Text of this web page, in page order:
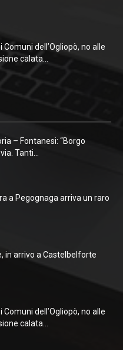
Comuni dell’Ogliopò, no alle
calata...
– Fontanesi: “Borgo
Tanti...
a Pegognaga arriva un raro
in arrivo a Castelbelforte
Comuni dell’Ogliopò, no alle
calata...